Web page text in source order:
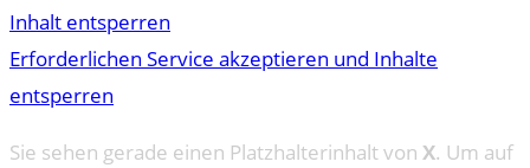
Inhalt entsperren
Erforderlichen Service akzeptieren und Inhalte
entsperren
Sie sehen gerade einen Platzhalterinhalt von X. Um auf